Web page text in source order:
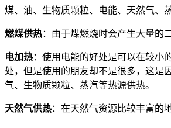
煤、油、生物质颗粒、电能、天然气、
燃煤供热：由于煤燃烧时会产生大量的
电加热：使用电能的好处是可以在较小
处，但是使用的朋友却不是很多，这是
气、生物质颗粒、蒸汽等热源供热。
天然气供热：在天然气资源比较丰富的